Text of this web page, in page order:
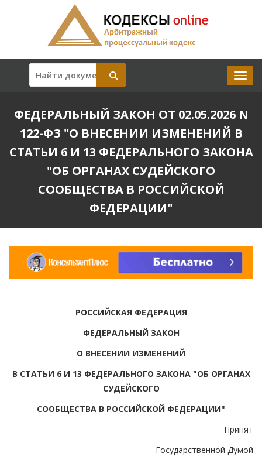
ФЕДЕРАЛЬНЫЙ ЗАКОН ОТ 02.05.2026 N
122-ФЗ "О ВНЕСЕНИИ ИЗМЕНЕНИЙ В
СТАТЬИ 6 И 13 ФЕДЕРАЛЬНОГО ЗАКОНА
"ОБ ОРГАНАХ СУДЕЙСКОГО
СООБЩЕСТВА В РОССИЙСКОЙ
ФЕДЕРАЦИИ"
РОССИЙСКАЯ ФЕДЕРАЦИЯ
ФЕДЕРАЛЬНЫЙ ЗАКОН
О ВНЕСЕНИИ ИЗМЕНЕНИЙ
В СТАТЬИ 6 И 13 ФЕДЕРАЛЬНОГО ЗАКОНА "ОБ ОРГАНАХ
СУДЕЙСКОГО
СООБЩЕСТВА В РОССИЙСКОЙ ФЕДЕРАЦИИ"
Принят
Государственной Думой